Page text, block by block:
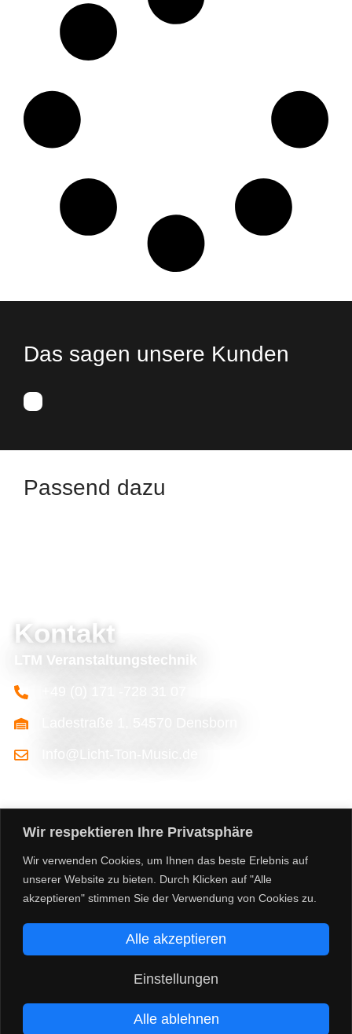
Wir respektieren Ihre Privatsphäre
Wir verwenden Cookies, um Ihnen das beste Erlebnis auf
unserer Website zu bieten. Durch Klicken auf "Alle
akzeptieren" stimmen Sie der Verwendung von Cookies zu.
Einstellungen
Alle ablehnen
Alle akzeptieren
Das sagen unsere Kunden
Passend dazu
Kontakt
LTM Veranstaltungstechnik
©2026 licht-ton-music.de
Richtlinie für Rückerstattungen und Rückgaben
Allgemeine Geschäftsbedingungen